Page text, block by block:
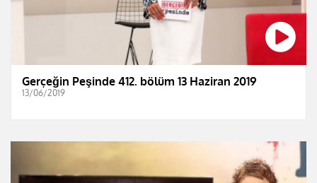
Gerçeğin Peşinde 412. bölüm 13 Haziran 2019
13/06/2019